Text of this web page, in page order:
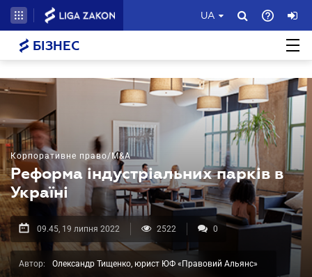
UA
БІЗНЕС
Корпоративне право/M&A
Реформа індустріальних парків в
Україні
09.45, 19 липня 2022 2522 0
Автор: Олександр Тищенко, юрист ЮФ «Правовий Альянс»